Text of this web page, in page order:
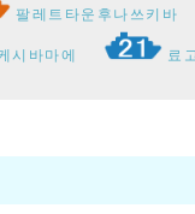
팔레트타운후나쓰키바
시바마에 료